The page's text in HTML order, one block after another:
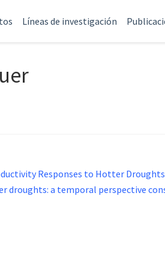
Líneas de investigación
Responses to Hotter Droughts
a temporal perspective